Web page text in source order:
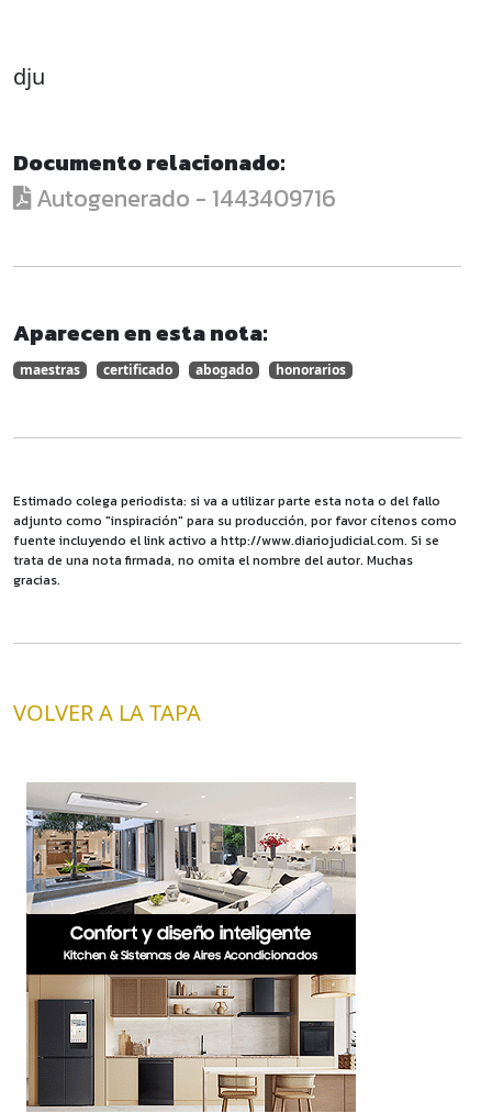
dju
Documento relacionado:
Autogenerado - 1443409716
Aparecen en esta nota:
maestras certificado abogado honorarios
Estimado colega periodista: si va a utilizar parte esta nota o del fallo
adjunto como "inspiración" para su producción, por favor cítenos como
fuente incluyendo el link activo a http://www.diariojudicial.com. Si se
trata de una nota firmada, no omita el nombre del autor. Muchas
gracias.
VOLVER A LA TAPA